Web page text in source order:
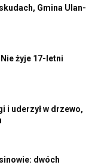
Gmina Ulan-
żyje 17-letni
i uderzył w drzewo,
dwóch